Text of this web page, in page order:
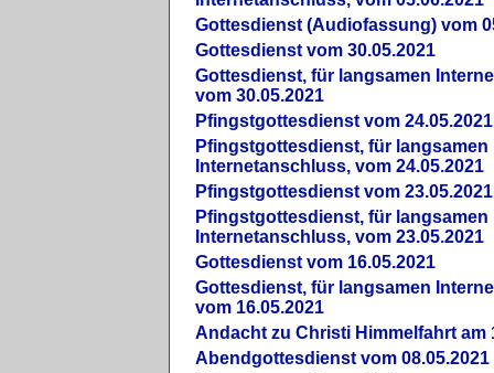
Gottesdienst (Audiofassung) vom
Gottesdienst vom 30.05.2021
Gottesdienst, für langsamen
vom 30.05.2021
Pfingstgottesdienst vom 24.05.2021
Pfingstgottesdienst, für langsamen
Internetanschluss, vom 24.05.2021
Pfingstgottesdienst vom 23.05.2021
Pfingstgottesdienst, für langsamen
Internetanschluss, vom 23.05.2021
Gottesdienst vom 16.05.2021
Gottesdienst, für langsamen
vom 16.05.2021
Andacht zu Christi Himmelfahrt am
Abendgottesdienst vom 08.05.2021